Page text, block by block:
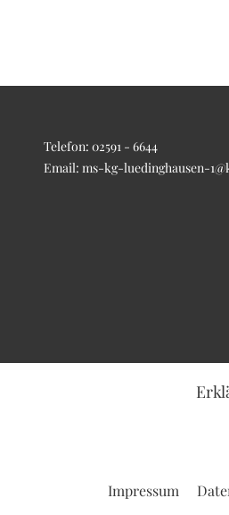
Telefon: 02591 - 6644
Email: ms-kg-luedinghausen-
Impressum